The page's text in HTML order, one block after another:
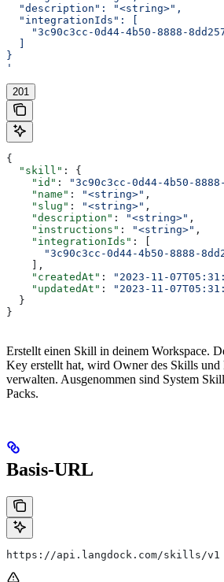
  "description": "<string>",
  "integrationIds": [
"3c90c3cc-0d44-4b50-8888-
}
'
201
{
  "skill"
: {
    "id"
: "3c90c3cc-0d44-4b50-
    "name"
: "<string>" ,
    "slug"
: "<string>" ,
    "description"
: "<string>" ,
    "instructions"
: "<string>" ,
    "integrationIds"
: [
"3c90c3cc-0d44-4b50-8888-
    ],
    "createdAt"
: "2023-11-
    "updatedAt"
:
"2023-11-
  }
}
Erstellt einen Skill in deinem Workspace.
Key erstellt hat, wird Owner des Skills
verwalten. Ausgenommen sind System
Packs.
Basis-URL
https://api.langdock.com/skills/v1